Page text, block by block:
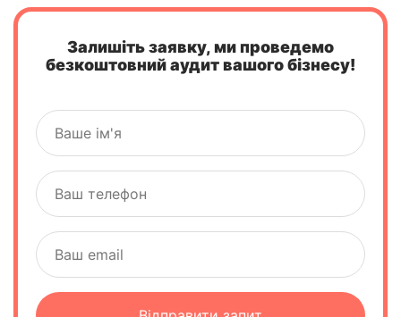
Залишіть заявку, ми проведемо
безкоштовний аудит вашого бізнесу!